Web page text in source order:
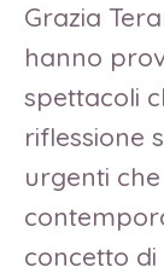
Grazia
hanno
spettacoli
riflessione
urgenti
concetto di